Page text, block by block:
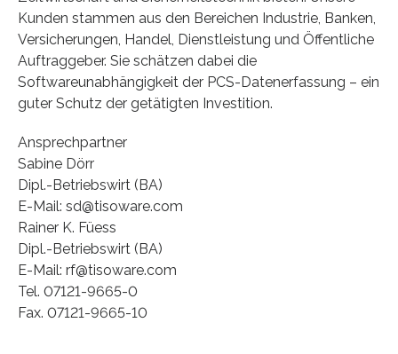
Kunden stammen aus den Bereichen Industrie, Banken,
Versicherungen, Handel, Dienstleistung und Öffentliche
Auftraggeber. Sie schätzen dabei die
Softwareunabhängigkeit der PCS-Datenerfassung – ein
guter Schutz der getätigten Investition.
Ansprechpartner
Sabine Dörr
Dipl.-Betriebswirt (BA)
E-Mail: sd@tisoware.com
Rainer K. Füess
Dipl.-Betriebswirt (BA)
E-Mail: rf@tisoware.com
Tel. 07121-9665-0
Fax. 07121-9665-10